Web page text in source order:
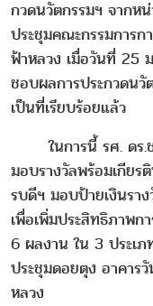
กวดนวัตกรรมฯ จากห
ประชุมคณะกรรมการก
ฟ้าหลวง เมื่อวันที่ 25
ชอบผลการประกวดนวั
เป็นที่เรียบร้อยแล้ว
ในการนี้ รศ. ดร.ช
มอบรางวัลพร้อมเกีย
รบดีฯ มอบป้ายเงินรา
เพื่อเพิ่มประสิทธิภาพ
6 ผลงาน ใน 3 ประเ
ประชุมดอยตุง อาคาร
หลวง­